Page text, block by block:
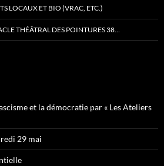
LOCAUX ET BIO (VRAC, ETC.)
THÉÂTRAL DES POINTURES 38…
et la démocratie par « Les Ateliers
29 mai